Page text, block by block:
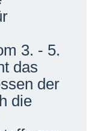
3. - 5.
das
der
die